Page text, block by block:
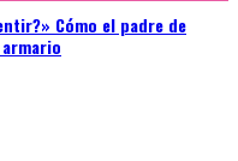
Cómo el padre de